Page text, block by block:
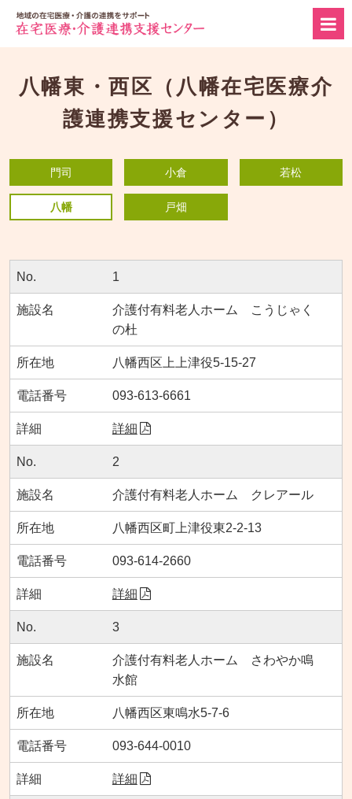
八幡東・西区（八幡在宅医療介
護連携支援センター）
門司 小倉 若松
八幡 戸畑
1
介護付有料老人ホーム こうじゃく
の杜
八幡西区上上津役5-15-27
093-613-6661
詳細
2
介護付有料老人ホーム クレアール
八幡西区町上津役東2-2-13
093-614-2660
詳細
3
介護付有料老人ホーム さわやか鳴
水館
八幡西区東鳴水5-7-6
093-644-0010
詳細